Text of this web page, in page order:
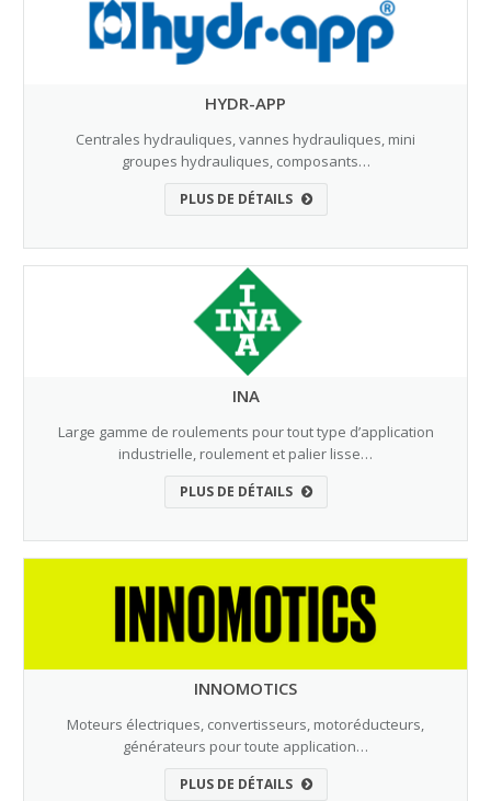
HYDR-APP
Centrales hydrauliques, vannes hydrauliques, mini
groupes hydrauliques, composants…
PLUS DE DÉTAILS
INA
Large gamme de roulements pour tout type d’application
industrielle, roulement et palier lisse…
PLUS DE DÉTAILS
INNOMOTICS
Moteurs électriques, convertisseurs, motoréducteurs,
générateurs pour toute application…
PLUS DE DÉTAILS